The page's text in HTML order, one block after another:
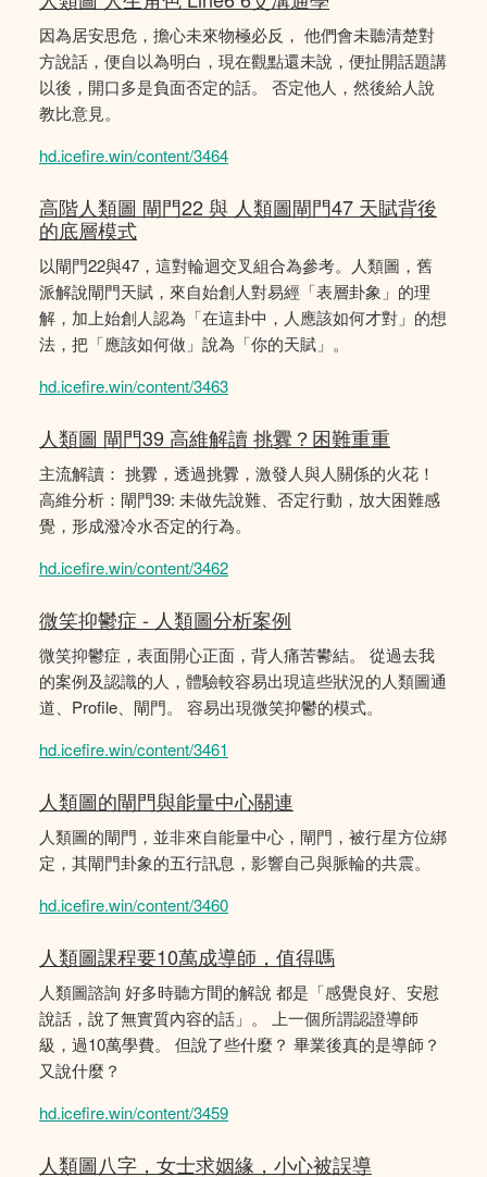
因為居安思危，擔心未來物極必反， 他們會未聽清楚對
方說話，便自以為明白，現在觀點還未說，便扯開話題講
以後，開口多是負面否定的話。 否定他人，然後給人說
教比意見。
hd.icefire.win/content/3464
高階人類圖 閘門22 與 人類圖閘門47 天賦背後
的底層模式
以閘門22與47，這對輪迴交叉組合為參考。人類圖，舊
派解說閘門天賦，來自始創人對易經「表層卦象」的理
解，加上始創人認為「在這卦中，人應該如何才對」的想
法，把「應該如何做」說為「你的天賦」。
hd.icefire.win/content/3463
人類圖 閘門39 高維解讀 挑釁？困難重重
主流解讀： 挑釁，透過挑釁，激發人與人關係的火花！
高維分析：閘門39: 未做先說難、否定行動，放大困難感
覺，形成潑冷水否定的行為。
hd.icefire.win/content/3462
微笑抑鬱症 - 人類圖分析案例
微笑抑鬱症，表面開心正面，背人痛苦鬰結。 從過去我
的案例及認識的人，體驗較容易出現這些狀況的人類圖通
道、Profile、閘門。 容易出現微笑抑鬱的模式。
hd.icefire.win/content/3461
人類圖的閘門與能量中心關連
人類圖的閘門，並非來自能量中心，閘門，被行星方位綁
定，其閘門卦象的五行訊息，影響自己與脈輪的共震。
hd.icefire.win/content/3460
人類圖課程要10萬成導師，值得嗎
人類圖諮詢 好多時聽方間的解說 都是「感覺良好、安慰
說話，說了無實質內容的話」。 上一個所謂認證導師
級，過10萬學費。 但說了些什麼？ 畢業後真的是導師？
又說什麼？
hd.icefire.win/content/3459
人類圖八字，女士求姻緣，小心被誤導